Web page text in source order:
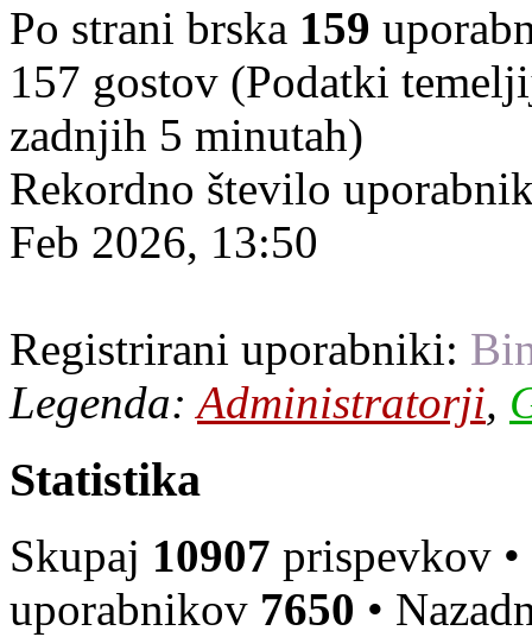
Po strani brska 159
157 gostov (Podatki
zadnjih 5 minutah)
Rekordno število
Feb 2026, 13:50
Registrirani uporabniki:
Legenda:Administratorji,
Statistika
Skupaj 10907 prispevkov
uporabnikov 7650 •